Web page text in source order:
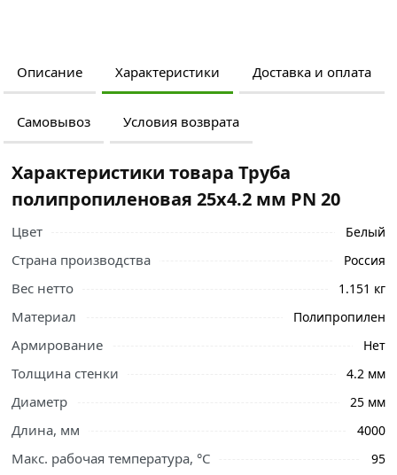
Описание Характеристики Доставка и оплата
Самовывоз Условия возврата
Ознакомьтесь с подробными характеристиками,
описанием и отзывами о товаре, чтобы сделать
правильный выбор и заказать онлайн. Наши
свяжутся с Вами для согласования условий доставки
или самовывоза.
Характеристики товара Труба
полипропиленовая 25х4.2 мм PN 20
Цвет Белый
Страна производства Россия
Вес нетто 1.151 кг
Материал Полипропилен
Армирование Нет
Толщина стенки 4.2 мм
Диаметр 25 мм
Длина, мм 4000
Макс. рабочая температура, °С 95